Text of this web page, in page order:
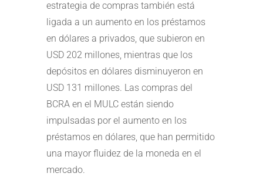
estrategia de compras también está
ligada a un aumento en los préstamos
en dólares a privados, que subieron en
USD 202 millones, mientras que los
depósitos en dólares disminuyeron en
USD 131 millones. Las compras del
BCRA en el MULC están siendo
impulsadas por el aumento en los
préstamos en dólares, que han permitido
una mayor fluidez de la moneda en el
mercado.